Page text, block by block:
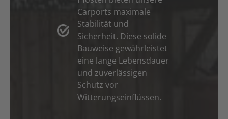
Carports maximale
Stabilität und
Sicherheit. Diese solide
Bauweise gewährleistet
eine lange Lebensdauer
und zuverlässigen
Schutz vor
Witterungseinflüssen.